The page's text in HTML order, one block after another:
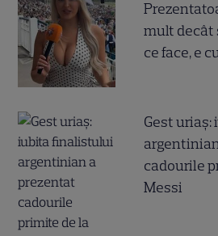
mult decât
ce face, e
Gest
cadourile
Messi